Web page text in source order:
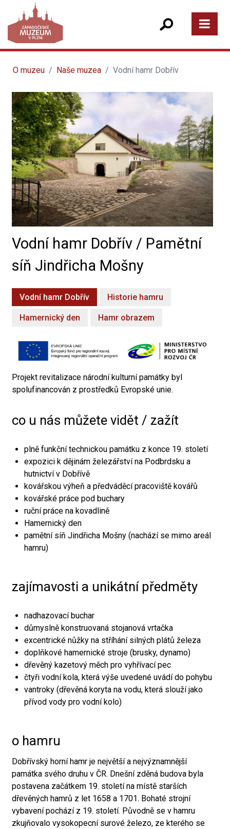
O muzeu Naše muzea Vodní hamr Dobřív
Vodní hamr Dobřív / Pamětní
síň Jindřicha Mošny
Vodní hamr Dobřív Historie hamru
Hamernický den Hamr obrazem
Projekt revitalizace národní kulturní památky byl
spolufinancován z prostředků Evropské unie.
co u nás můžete vidět / zažít
plně funkční technickou památku z konce 19. století
expozici k dějinám železářství na Podbrdsku a
hutnictví v Dobřívě
kovářskou výheň a předváděcí pracoviště kovářů
kovářské práce pod buchary
ruční práce na kovadlině
Hamernický den
pamětní síň Jindřicha Mošny (nachází se mimo areál
hamru)
zajímavosti a unikátní předměty
nadhazovací buchar
důmyslně konstruovaná stojanová vrtačka
excentrické nůžky na stříhání silných plátů železa
doplňkové hamernické stroje (brusky, dynamo)
dřevěný kazetový měch pro vyhřívací pec
čtyři vodní kola, která výše uvedené uvádí do pohybu
vantroky (dřevěná koryta na vodu, která slouží jako
přívod vody pro vodní kolo)
o hamru
Dobřívský horní hamr je největší a nejvýznamnější
památka svého druhu v ČR. Dnešní zděná budova byla
postavena začátkem 19. století na místě starších
dřevěných hamrů z let 1658 a 1701. Bohaté strojní
vybavení pochází z 19. století. Původně se v hamru
zkujňovalo vysokopecní surové železo, ze kterého se